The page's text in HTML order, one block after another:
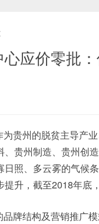
应价零批
贵州的脱贫主导产
贵州制造、贵州创
照、多云雾的气候
升，截至2018年底
牌结构及营销推广